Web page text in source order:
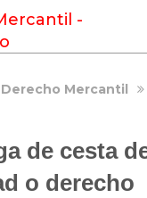
Derecho Mercantil
de cesta
o derecho